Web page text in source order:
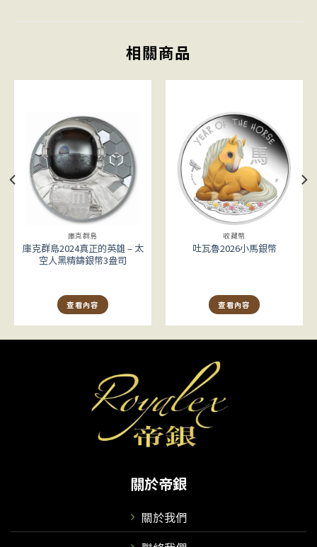
相關商品
庫克群島
庫克群島2024真正的英雄 – 太
空人黑精鑄銀幣3盎司
查看內容
收藏幣
吐瓦魯2026小馬銀幣
查看內容
關於帝銀
關於我們